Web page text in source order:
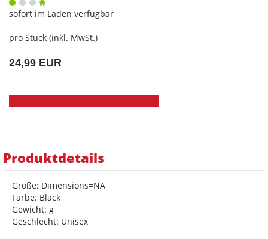
sofort im Laden verfügbar
pro Stück (inkl. MwSt.)
24,99 EUR
Produktdetails
Größe: Dimensions=NA
Farbe: Black
Gewicht: g
Geschlecht: Unisex